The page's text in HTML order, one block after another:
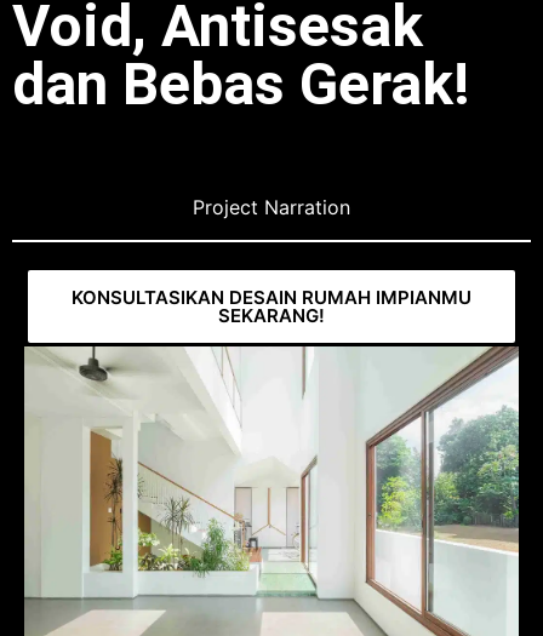
Void, Antisesak
dan Bebas Gerak!
Project Narration
KONSULTASIKAN DESAIN RUMAH IMPIANMU
SEKARANG!